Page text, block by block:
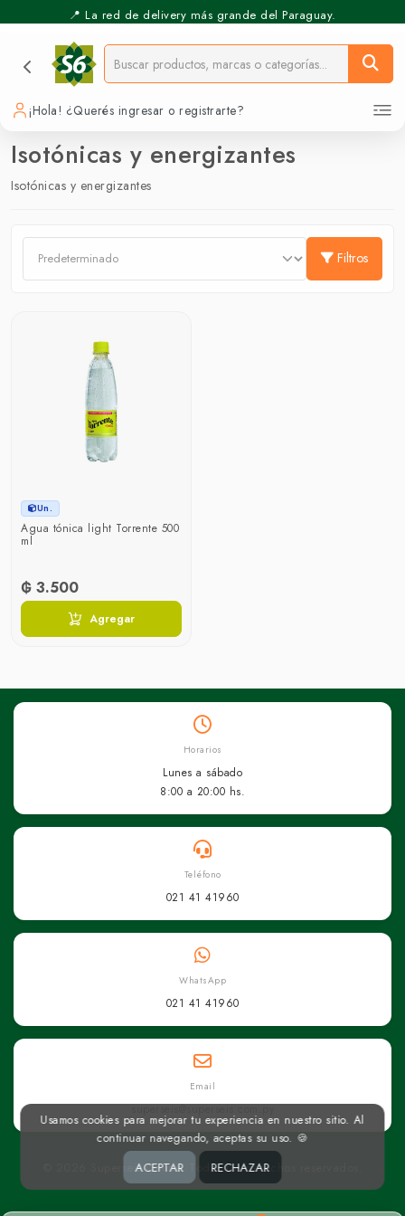
📍 La red de delivery más grande del Paraguay.
¡Hola! ¿Querés ingresar o registrarte?
Isotónicas y energizantes
Isotónicas y energizantes
Filtros
Un.
Agua tónica light Torrente 500
ml
₲ 3.500
Agregar
Horarios
Lunes a sábado
8:00 a 20:00 hs.
Teléfono
021 41 41960
WhatsApp
021 41 41960
Email
superseis@superseis.com.py
© 2026 Superseis Online. Todos los derechos reservados.
Usamos cookies para mejorar tu experiencia en nuestro sitio. Al
continuar navegando, aceptas su uso. 🍪
ACEPTAR RECHAZAR